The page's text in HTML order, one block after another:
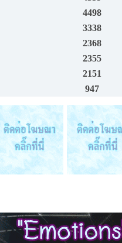
4498
3338
2368
2355
2151
947